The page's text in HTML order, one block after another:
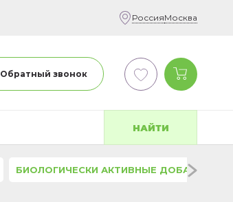
РоссияМосква
Обратный звонок
НАЙТИ
БИОЛОГИЧЕСКИ АКТИВНЫЕ ДОБАВКИ